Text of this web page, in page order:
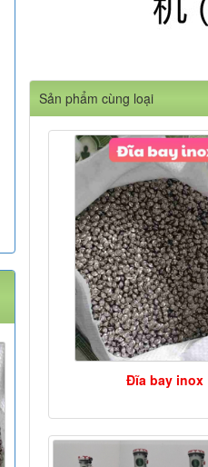
Sản phẩm cùng loại
Đĩa bay inox